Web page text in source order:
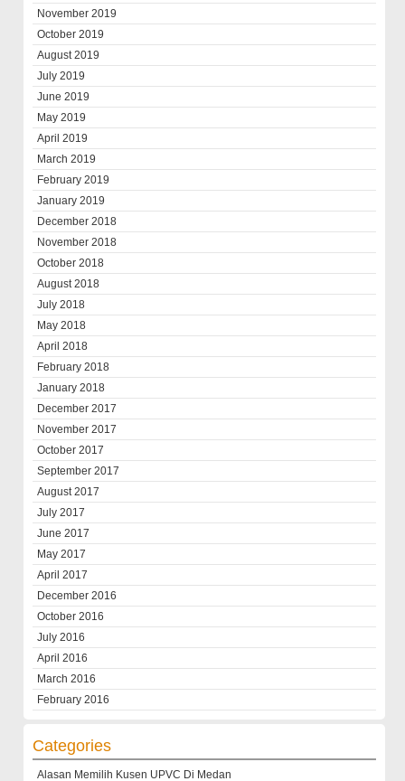
November 2019
October 2019
August 2019
July 2019
June 2019
May 2019
April 2019
March 2019
February 2019
January 2019
December 2018
November 2018
October 2018
August 2018
July 2018
May 2018
April 2018
February 2018
January 2018
December 2017
November 2017
October 2017
September 2017
August 2017
July 2017
June 2017
May 2017
April 2017
December 2016
October 2016
July 2016
April 2016
March 2016
February 2016
Categories
Alasan Memilih Kusen UPVC Di Medan